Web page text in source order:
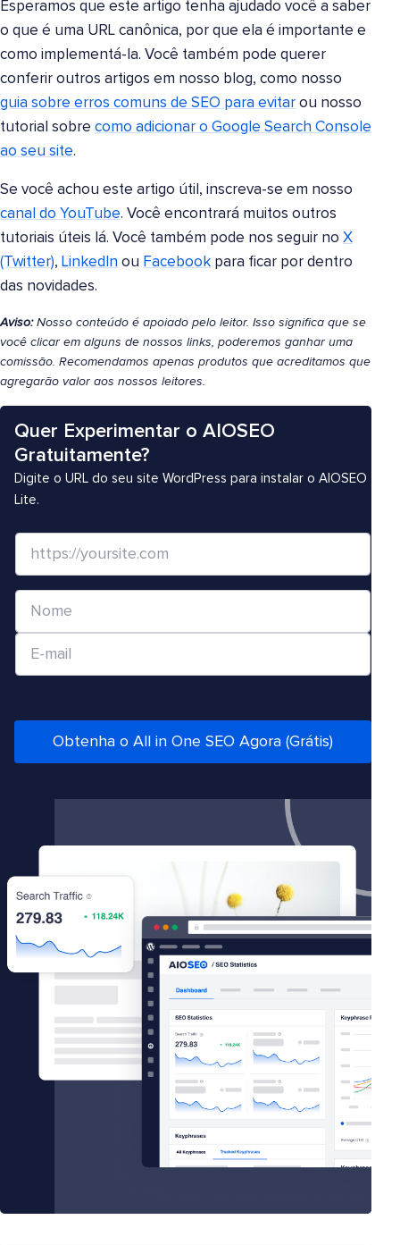
Esperamos que este artigo tenha ajudado você a saber
o que é uma URL canônica, por que ela é importante e
como implementá-la. Você também pode querer
conferir outros artigos em nosso blog, como nosso
guia sobre erros comuns de SEO para evitar ou nosso
tutorial sobre como adicionar o Google Search Console
ao seu site.
Se você achou este artigo útil, inscreva-se em nosso
canal do YouTube. Você encontrará muitos outros
tutoriais úteis lá. Você também pode nos seguir no X
(Twitter), LinkedIn ou Facebook para ficar por dentro
das novidades.
Aviso:Nosso conteúdo é apoiado pelo leitor. Isso significa que se
você clicar em alguns de nossos links, poderemos ganhar uma
comissão. Recomendamos apenas produtos que acreditamos que
agregarão valor aos nossos leitores.
Quer Experimentar o AIOSEO
Gratuitamente?
Digite o URL do seu site WordPress para instalar o AIOSEO
Lite.
t
/
e
l
Obtenha o All in One SEO Agora (Grátis)